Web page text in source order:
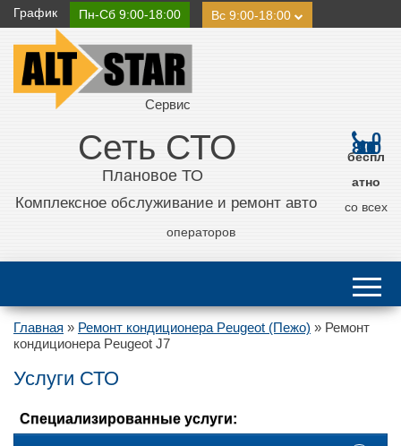
График Пн-Сб 9:00-18:00 Вс 9:00-18:00
Сервис
Сеть СТО
Плановое ТО
Комплексное обслуживание и ремонт авто
0
800 21 11 50
беспл
атно
со всех
операторов
Главная » Ремонт кондиционера Peugeot (Пежо) » Ремонт
кондиционера Peugeot J7
Услуги СТО
Специализированные услуги: